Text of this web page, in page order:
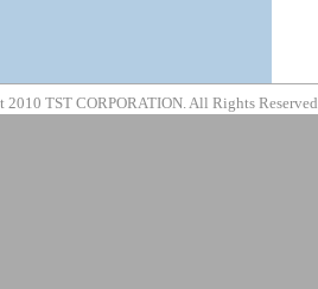
TST CORPORATION. All Rights Reserved.